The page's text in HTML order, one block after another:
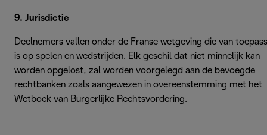
9. Jurisdictie
Deelnemers vallen onder de Franse wetgeving die van
is op spelen en wedstrijden. Elk geschil dat niet minnelijk kan
worden opgelost, zal worden voorgelegd aan de bevoegde
rechtbanken zoals aangewezen in overeenstemming met het
Wetboek van Burgerlijke Rechtsvordering.